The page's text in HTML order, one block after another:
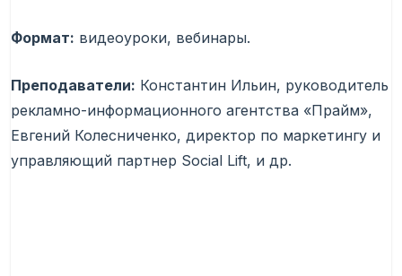
Формат: видеоуроки, вебинары.
Преподаватели: Константин Ильин, руководитель
рекламно-информационного агентства «Прайм»,
Евгений Колесниченко, директор по маркетингу и
управляющий партнер Social Lift, и др.